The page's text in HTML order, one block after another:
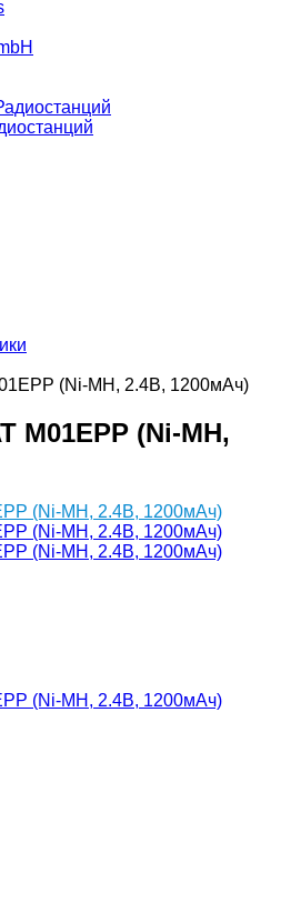
(Ni-MH, 2.4В, 1200мАч)
M01EPP (Ni-MH,